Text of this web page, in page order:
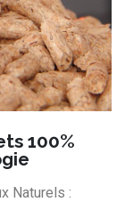
100%
Naturels :